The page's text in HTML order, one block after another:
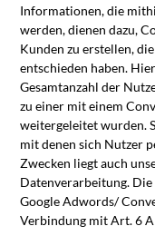
Informationen, die
werden, dienen dazu,
Kunden zu erstellen,
entschieden haben.
Gesamtanzahl der
zu einer mit einem
weitergeleitet wurden.
mit denen sich Nutzer
Zwecken liegt auch
Datenverarbeitung. Die
Google Adwords/
Verbindung mit Art. 6